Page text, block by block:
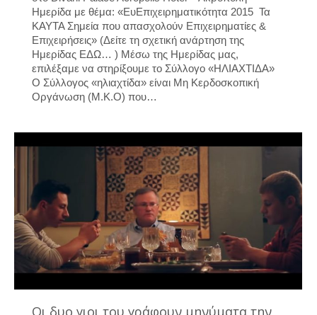
Ημερίδα με θέμα: «ΕυΕπιχειρηματικότητα 2015 Τα
ΚΑΥΤΑ Σημεία που απασχολούν Επιχειρηματίες &
Επιχειρήσεις» (Δείτε τη σχετική ανάρτηση της
Ημερίδας ΕΔΩ… ) Μέσω της Ημερίδας μας,
επιλέξαμε να στηρίξουμε το Σύλλογο «ΗΛΙΑΧΤΙΔΑ»
Ο Σύλλογος «ηλιαχτίδα» είναι Μη Κερδοσκοπική
Οργάνωση (Μ.Κ.Ο) που…
Οι δυο γιοι του γράφουν μηνύματα την